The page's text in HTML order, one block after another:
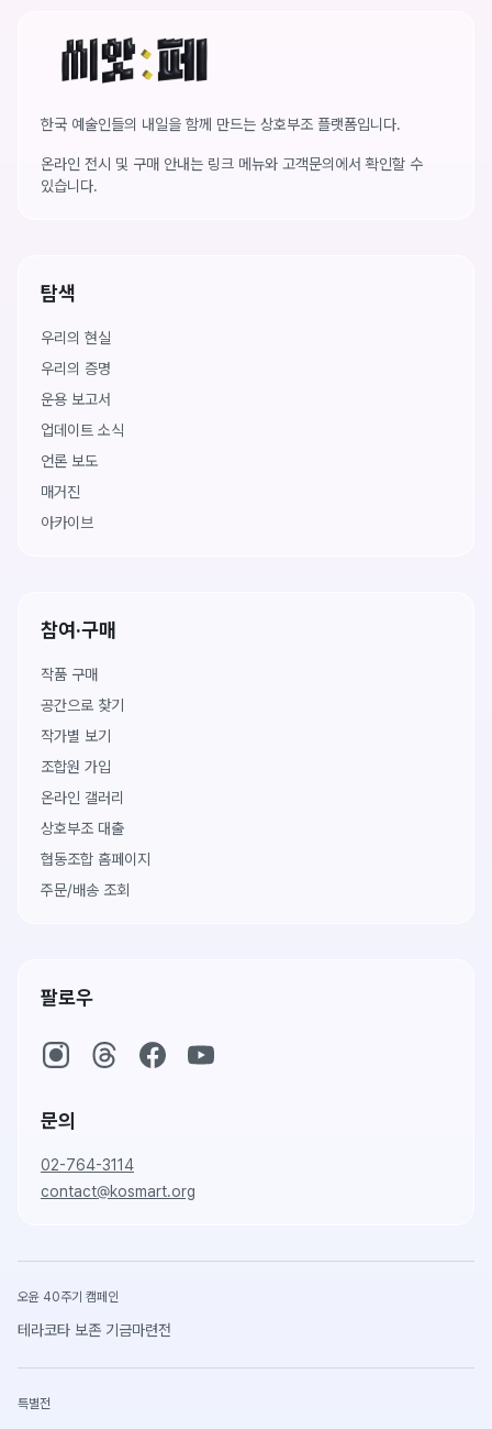
씨앗페 온라인 홈
한국 예술인들의 내일을 함께 만드는 상호부조 플랫폼입니다.
온라인 전시 및 구매 안내는 링크 메뉴와 고객문의에서 확인할 수
있습니다.
탐색
우리의 현실
우리의 증명
운용 보고서
업데이트 소식
언론 보도
매거진
아카이브
참여·구매
작품 구매
공간으로 찾기
작가별 보기
조합원 가입
온라인 갤러리
상호부조 대출
협동조합 홈페이지
주문/배송 조회
팔로우
문의
02-764-3114
contact@kosmart.org
오윤 40주기 캠페인
테라코타 보존 기금마련전
특별전